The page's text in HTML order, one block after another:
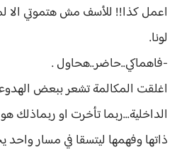
اعمل كذا!! للأسف مش هتموتي الا
لونا.
-فاهماكي..حاضر..هحاول .
اغلقت المكالمة تشعر ببعض
الداخلية...ربما تأخرت او ربماذلك
ذاتها وفهمها ليتسقا في مسار واحد